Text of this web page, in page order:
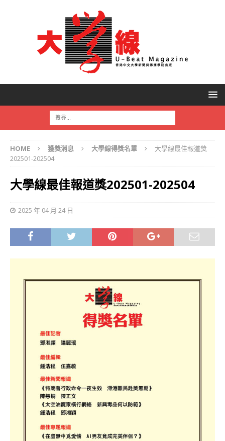
HOME 獲獎消息 大學線得獎名單
大學線最佳報道獎
202501-202504
大學線最佳報道獎202501-202504
2025 年 04 月 24 日